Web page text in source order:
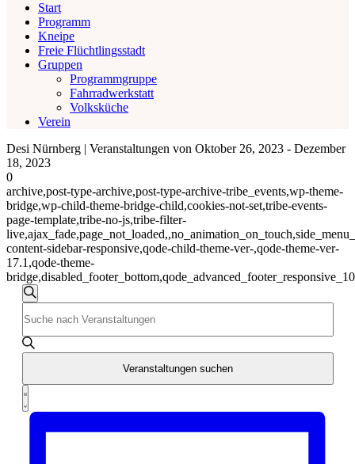
Start
Programm
Kneipe
Freie Flüchtlingsstadt
Gruppen
Programmgruppe
Fahrradwerkstatt
Volksküche
Verein
Desi Nürnberg | Veranstaltungen von Oktober 26, 2023 - Dezember
18, 2023
0
archive,post-type-archive,post-type-archive-tribe_events,wp-theme-
bridge,wp-child-theme-bridge-child,cookies-not-set,tribe-events-
page-template,tribe-no-js,tribe-filter-
content-sidebar-responsive,qode-child-theme-ver-,qode-theme-ver-
17.1,qode-theme-
Veranstaltungen
Veranstaltungen
Suche
und
Ansichten,
Navigation
Suche
Schlüsselwort
eingeben.
Suche
Veranstaltungen
Schlüsselwort.
Veranstaltungen suchen
Veranstaltung
Ansichten-
Liste